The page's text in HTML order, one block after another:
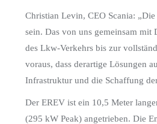
Christian Levin, CEO Scania:
sein. Das von uns gemeinsam
des Lkw-Verkehrs bis zur
voraus, dass derartige Lösungen
Infrastruktur und die Schaffung
Der EREV ist ein 10,5 Meter
(295 kW Peak) angetrieben. Die